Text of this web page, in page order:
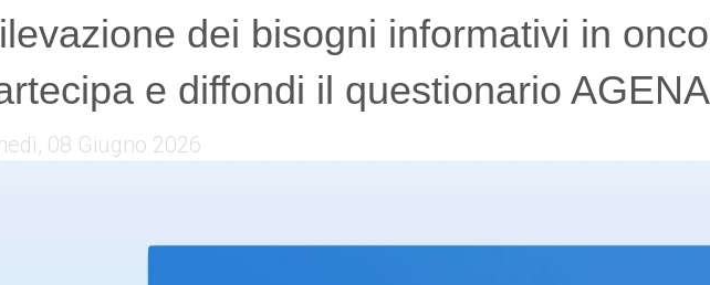
dei bisogni informativi in
e diffondi il questionario
08 Giugno 2026